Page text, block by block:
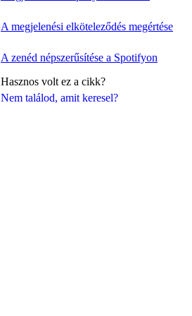
Nem találod, amit keresel?
A megjelenési elköteleződés megértése
A zenéd népszerűsítése a Spotifyon
Hasznos volt ez a cikk?